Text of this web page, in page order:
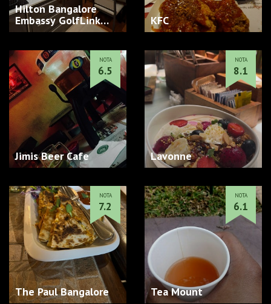
Hilton Bangalore
Embassy GolfLink…
KFC
Jimis Beer Cafe
NOTA
6.5
Lavonne
NOTA
8.1
The Paul Bangalore
NOTA
7.2
Tea Mount
NOTA
6.1